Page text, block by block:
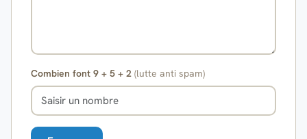
Combien font 9 + 5 + 2 (lutte anti spam)